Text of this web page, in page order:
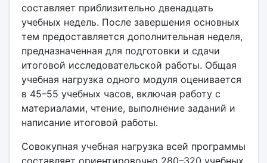
составляет приблизительно двенадцать
учебных недель. После завершения основных
тем предоставляется дополнительная неделя,
предназначенная для подготовки и сдачи
итоговой исследовательской работы. Общая
учебная нагрузка одного модуля оценивается
в 45–55 учебных часов, включая работу с
материалами, чтение, выполнение заданий и
написание итоговой работы.
Совокупная учебная нагрузка всей программы
составляет ориентировочно 280–320 учебных